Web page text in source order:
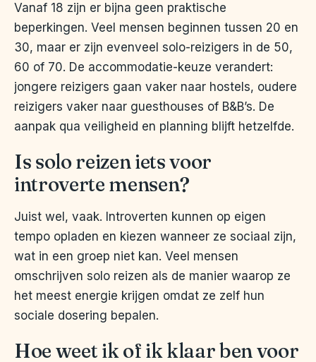
Vanaf 18 zijn er bijna geen praktische
beperkingen. Veel mensen beginnen tussen 20 en
30, maar er zijn evenveel solo-reizigers in de 50,
60 of 70. De accommodatie-keuze verandert:
jongere reizigers gaan vaker naar hostels, oudere
reizigers vaker naar guesthouses of B&B’s. De
aanpak qua veiligheid en planning blijft hetzelfde.
Is solo reizen iets voor
introverte mensen?
Juist wel, vaak. Introverten kunnen op eigen
tempo opladen en kiezen wanneer ze sociaal zijn,
wat in een groep niet kan. Veel mensen
omschrijven solo reizen als de manier waarop ze
het meest energie krijgen omdat ze zelf hun
sociale dosering bepalen.
Hoe weet ik of ik klaar ben voor